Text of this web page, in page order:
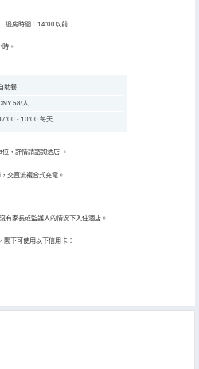
房時間：14:00以前
。
助餐
58/人
- 10:00 每天
位，詳情請諮詢酒店 。
交直流複合式充電。
有家長或監護人的情況下入住酒店。
閣下可使用以下信用卡：